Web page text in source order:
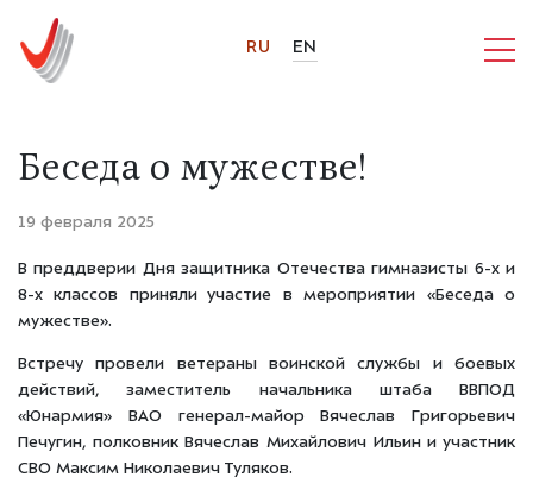
RU EN
Беседа о мужестве!
19 февраля 2025
В преддверии Дня защитника Отечества гимназисты 6-х и
8-х классов приняли участие в мероприятии «Беседа о
мужестве».
Встречу провели ветераны воинской службы и боевых
действий, заместитель начальника штаба ВВПОД
«Юнармия» ВАО генерал-майор Вячеслав Григорьевич
Печугин, полковник Вячеслав Михайлович Ильин и участник
СВО Максим Николаевич Туляков.